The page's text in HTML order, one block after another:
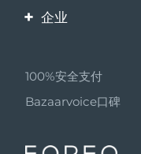
保修与退换货
产品注册
企业
伙伴计划
联盟新闻
100%安全支付
Bazaarvoice口碑